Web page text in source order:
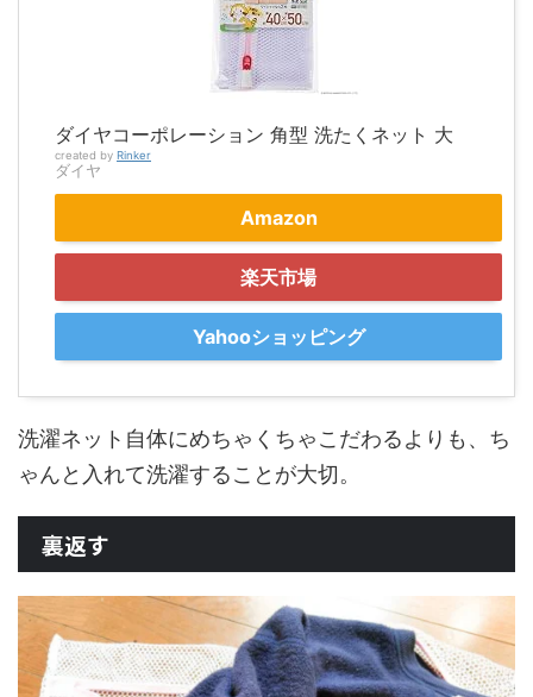
ダイヤコーポレーション 角型 洗たくネット 大
created by Rinker
ダイヤ
Amazon
楽天市場
Yahooショッピング
洗濯ネット自体にめちゃくちゃこだわるよりも、ち
ゃんと入れて洗濯することが大切。
裏返す